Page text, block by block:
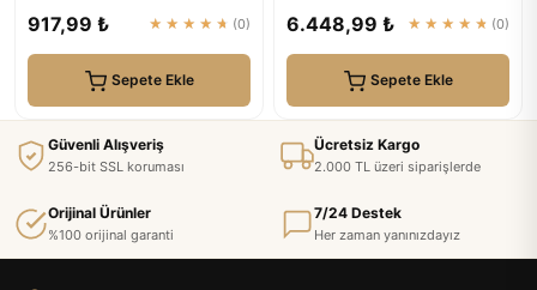
917,99 ₺ ★★★★★ (0)
Sepete Ekle
6.448,99 ₺ ★★★★★ (0)
Sepete Ekle
Güvenli Alışveriş
256-bit SSL koruması
Ücretsiz Kargo
2.000 TL üzeri siparişlerde
Orijinal Ürünler
%100 orijinal garanti
7/24 Destek
Her zaman yanınızdayız